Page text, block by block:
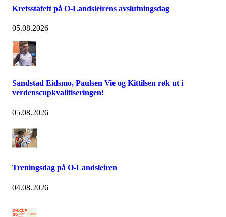
Kretsstafett på O-Landsleirens avslutningsdag
05.08.2026
Sandstad Eidsmo, Paulsen Vie og Kittilsen røk ut i
verdenscupkvalifiseringen!
05.08.2026
Treningsdag på O-Landsleiren
04.08.2026